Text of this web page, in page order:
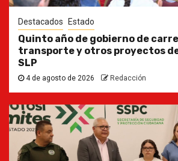
Destacados Estado
Quinto año de gobierno de
transporte y otros proyectos
SLP
4 de agosto de 2026 Redacción